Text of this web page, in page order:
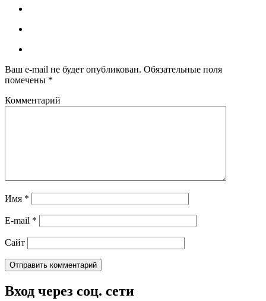
Ваш e-mail не будет опубликован. Обязательные поля
помечены *
Комментарий
Имя *
E-mail *
Сайт
Вход через соц. сети